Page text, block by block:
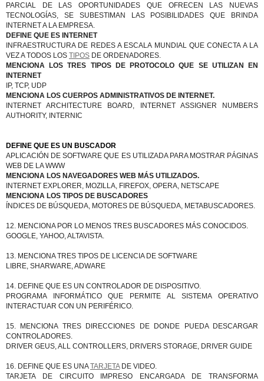
PARCIAL DE LAS OPORTUNIDADES QUE OFRECEN LAS NUEVAS
TECNOLOGÍAS, SE SUBESTIMAN LAS POSIBILIDADES QUE BRINDA
INTERNET A LA EMPRESA.
DEFINE QUE ES INTERNET
INFRAESTRUCTURA DE REDES A ESCALA MUNDIAL QUE CONECTA A LA
VEZ A TODOS LOS TIPOS DE ORDENADORES.
MENCIONA LOS TRES TIPOS DE PROTOCOLO QUE SE UTILIZAN EN
INTERNET
IP, TCP, UDP
MENCIONA LOS CUERPOS ADMINISTRATIVOS DE INTERNET.
INTERNET ARCHITECTURE BOARD, INTERNET ASSIGNER NUMBERS
AUTHORITY, INTERNIC
DEFINE QUE ES UN BUSCADOR
APLICACIÓN DE SOFTWARE QUE ES UTILIZADA PARA MOSTRAR PÁGINAS
WEB DE LA WWW
MENCIONA LOS NAVEGADORES WEB MÁS UTILIZADOS.
INTERNET EXPLORER, MOZILLA, FIREFOX, OPERA, NETSCAPE
MENCIONA LOS TIPOS DE BUSCADORES
ÍNDICES DE BÚSQUEDA, MOTORES DE BÚSQUEDA, METABUSCADORES.
12. MENCIONA POR LO MENOS TRES BUSCADORES MÁS CONOCIDOS.
GOOGLE, YAHOO, ALTAVISTA.
13. MENCIONA TRES TIPOS DE LICENCIA DE SOFTWARE
LIBRE, SHARWARE, ADWARE
14. DEFINE QUE ES UN CONTROLADOR DE DISPOSITIVO.
PROGRAMA INFORMÁTICO QUE PERMITE AL SISTEMA OPERATIVO
INTERACTUAR CON UN PERIFÉRICO.
15. MENCIONA TRES DIRECCIONES DE DONDE PUEDA DESCARGAR
CONTROLADORES.
DRIVER GEUS, ALL CONTROLLERS, DRIVERS STORAGE, DRIVER GUIDE
16. DEFINE QUE ES UNATARJETADE VIDEO.
TARJETA DE CIRCUITO IMPRESO ENCARGADA DE TRANSFORMA